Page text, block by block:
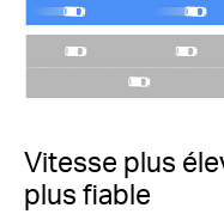
Vitesse plus
plus fiable